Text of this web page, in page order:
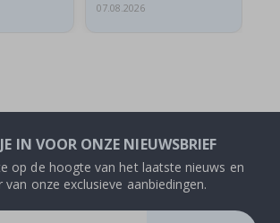
07.08.2026
IN VOOR ONZE NIEUWSBRIEF
op de hoogte van het laatste nieuws en
van onze exclusieve aanbiedingen.